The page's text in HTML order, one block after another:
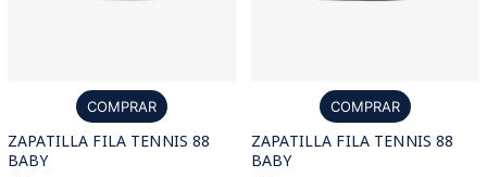
COMPRAR
ZAPATILLA FILA TENNIS 88
BABY
COMPRAR
ZAPATILLA FILA TENNIS 88
BABY